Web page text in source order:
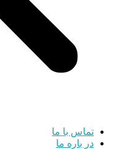
تماس با ما
در باره ما